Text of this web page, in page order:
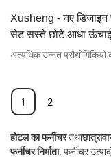
होटल का फर्नीचरतथा
फर्नीचर निर्माता. फर्नीचर
Xusheng - नए डिजाइन
सेट सस्ते छोटे आधा
फ़ाइल भंडारण दराज
1 2